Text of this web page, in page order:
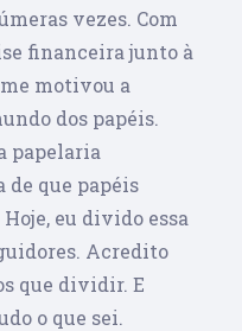
vezes. Com
financeira junto à
motivou a
dos papéis.
papelaria
de que papéis
eu divido essa
Acredito
que dividir. E
o que sei.